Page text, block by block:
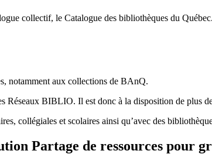
collectif, le Catalogue des bibliothèques du
notamment aux collections de BAnQ.
Réseaux BIBLIO. Il est donc à la disposition de plus
collégiales et scolaires ainsi qu’avec des
Partage de ressources pour